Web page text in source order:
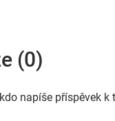
(0)
napíše příspěvek k